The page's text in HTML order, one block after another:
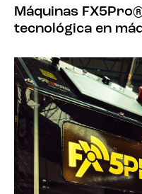
Máquinas
tecnológica en